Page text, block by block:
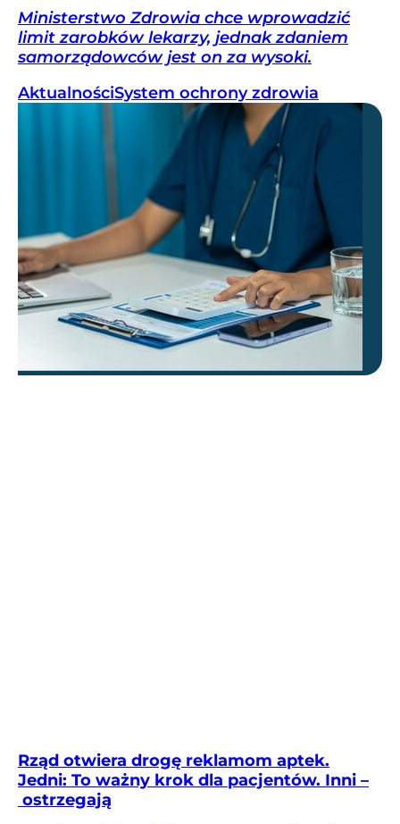
Ministerstwo Zdrowia chce wprowadzić
limit zarobków lekarzy, jednak zdaniem
samorządowców jest on za wysoki.
AktualnościSystem ochrony zdrowia
Rząd otwiera drogę reklamom aptek.
Jedni: To ważny krok dla pacjentów. Inni –
ostrzegają